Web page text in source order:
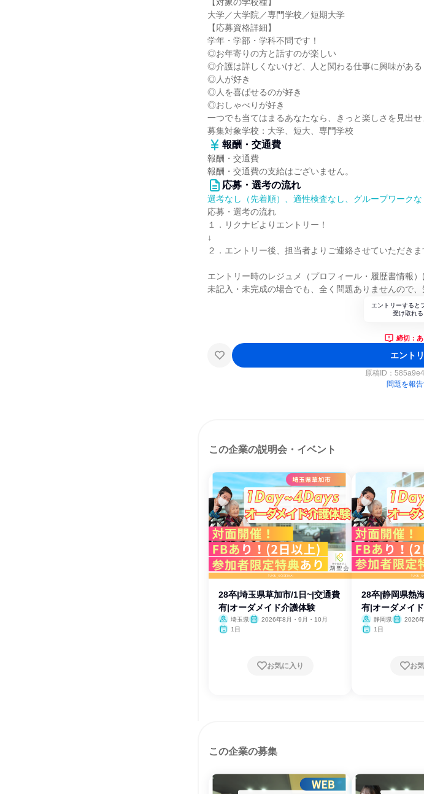
大学／大学院／専門学校／短期大学
【応募資格詳細】
学年・学部・学科不問です！
◎お年寄りの方と話すのが楽しい
◎介護は詳しくないけど、人と関わる仕事に興味がある
◎人が好き
◎人を喜ばせるのが好き
◎おしゃべりが好き
一つでも当てはまるあなたなら、きっと楽しさを見出せ
募集対象学校：大学、短大、専門学校
報酬・交通費
報酬・交通費
報酬・交通費の支給はございません。
応募・選考の流れ
選考なし（先着順）、適性検査なし、グループワーク
応募・選考の流れ
１．リクナビよりエントリー！
↓
２．エントリー後、担当者よりご連絡させていただきま
エントリー時のレジュメ（プロフィール・履歴書情報）
未記入・未完成の場合でも、全く問題ありませんので
エントリーすると
受け取れ
締切：あ
エント
原稿ID：
問題を報
この企業の説明会・イベント
28卒|埼玉県草加市/1日~|交通費
有|オーダメイド介護体験
埼玉県
2026年8月・9月・10月
1日
お気に入り
28卒|静岡県熱
有|オーダメイ
静岡県
2026
1日
お
この企業の募集